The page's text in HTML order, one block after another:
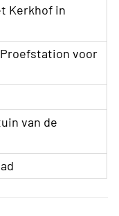
Kerkhof in
voor
van de